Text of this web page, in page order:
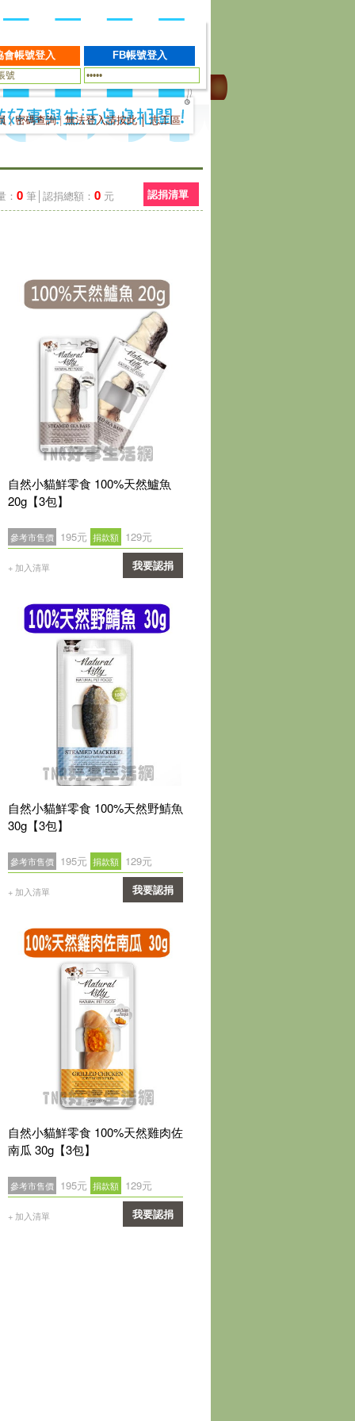
|密碼查詢|無法登入請按此│志工區
： 0 筆│認捐總額： 0 元 認捐清單
自然小貓鮮零食 100%天然鱸魚
20g【3包】
參考市售價 195元 捐款額 129元
+ 加入清單 我要認捐
自然小貓鮮零食 100%天然野鯖魚
30g【3包】
參考市售價 195元 捐款額 129元
+ 加入清單 我要認捐
自然小貓鮮零食 100%天然雞肉佐
南瓜 30g【3包】
參考市售價 195元 捐款額 129元
+ 加入清單 我要認捐